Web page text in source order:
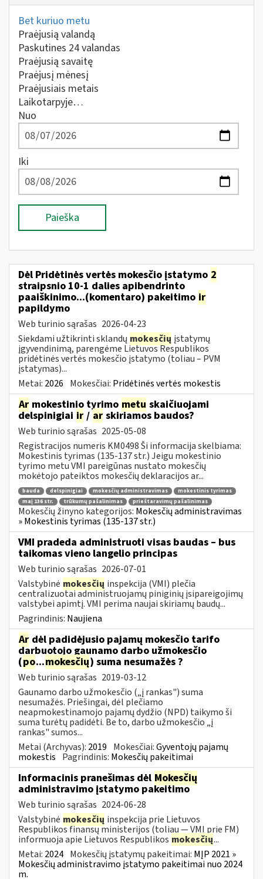
Bet kuriuo metu
Praėjusią valandą
Paskutines 24 valandas
Praėjusią savaitę
Praėjusį mėnesį
Praėjusiais metais
Laikotarpyje…
Nuo
Iki
Paieška
Dėl Pridėtinės vertės mokesčio įstatymo 2
straipsnio 10-1 dalies apibendrinto
paaiškinimo...(komentaro) pakeitimo ir
papildymo
Web turinio sąrašas 2026-04-23
Siekdami užtikrinti sklandų mokesčių įstatymų
įgyvendinimą, parengėme Lietuvos Respublikos
pridėtinės vertės mokesčio įstatymo (toliau – PVM
įstatymas)...
Metai: 2026 Mokesčiai: Pridėtinės vertės mokestis
Ar mokestinio tyrimo metu skaičiuojami
delspinigiai ir / ar skiriamos baudos?
Web turinio sąrašas 2025-05-08
Registracijos numeris KM0498 Ši informacija skelbiama:
Mokestinis tyrimas (135-137 str.) Jeigu mokestinio
tyrimo metu VMI pareigūnas nustato mokesčių
mokėtojo pateiktos mokesčių deklaracijos ar...
bauda delspinigiai mokesčių administravimas
mokestinis tyrimas
maį 136 str.
trūkumų pašalinimas prieštaravimų pašalinimas
Mokesčių žinyno kategorijos: Mokesčių administravimas
» Mokestinis tyrimas (135-137 str.)
VMI pradeda administruoti visas baudas – bus
taikomas vieno langelio principas
Web turinio sąrašas 2026-07-01
Valstybinė mokesčių inspekcija (VMI) plečia
centralizuotai administruojamų piniginių įsipareigojimų
valstybei apimtį. VMI perima naujai skiriamų baudų...
Pagrindinis: Naujiena
Ar dėl padidėjusio pajamų mokesčio tarifo
darbuotojo gaunamo darbo užmokesčio
(po...mokesčių) suma nesumažės ?
Web turinio sąrašas 2019-03-12
Gaunamo darbo užmokesčio („į rankas") suma
nesumažės. Priešingai, dėl plečiamo
neapmokestinamojo pajamų dydžio (NPD) taikymo ši
suma turėtų padidėti. Be to, darbo užmokesčio „į
rankas" sumos...
Metai (Archyvas): 2019 Mokesčiai:Gyventojų pajamų
mokestis Pagrindinis: Mokesčių pakeitimai
Informacinis pranešimas dėl Mokesčių
administravimo įstatymo pakeitimo
Web turinio sąrašas 2024-06-28
Valstybinė mokesčių inspekcija prie Lietuvos
Respublikos finansų ministerijos (toliau — VMI prie FM)
informuoja apie Lietuvos Respublikos mokesčių...
Metai: 2024 Mokesčių įstatymų pakeitimai: MĮP 2021 »
Mokesčių administravimo įstatymo pakeitimai nuo 2024
m.